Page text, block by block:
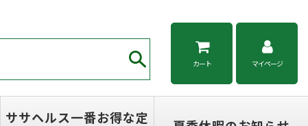
カート マイページ
ササヘルス一番お得な定